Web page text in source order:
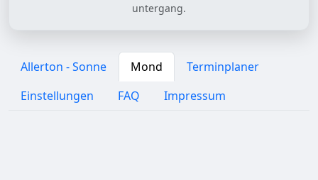
untergang.
Allerton - Sonne Mond
Terminplaner
Einstellungen
FAQ Impressum